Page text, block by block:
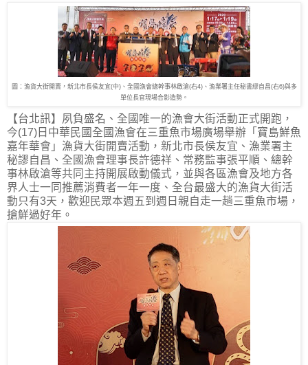
圖：漁貨大街開賣，新北市長侯友宜(中)、全國漁會總幹事林啟滄(右4)、漁業署主任秘書繆自昌(右6)與多
單位長官現場合影造勢。
【台北訊】夙負盛名、全國唯一的漁會大街活動正式開跑，
今(17)日中華民國全國漁會在三重魚市場廣場舉辦「寶島鮮魚
嘉年華會」漁貨大街開賣活動，新北市長侯友宜、漁業署主
秘謬自昌、全國漁會理事長許德祥、常務監事張平順、總幹
事林啟滄等共同主持開展啟動儀式，並與各區漁會及地方各
界人士一同推薦消費者一年一度、全台最盛大的漁貨大街活
動只有3天，歡迎民眾本週五到週日親自走一趟三重魚市場，
搶鮮過好年。